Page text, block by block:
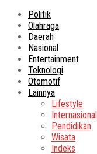
Politik
Olahraga
Daerah
Nasional
Entertainment
Teknologi
Otomotif
Lainnya
Lifestyle
Internasional
Pendidikan
Wisata
Indeks